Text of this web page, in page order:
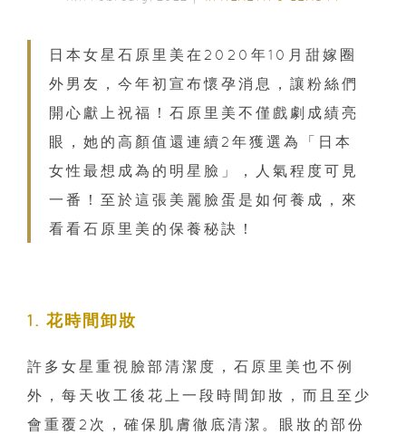
日本女星石原里美在2020年10月甜嫁圈
外男友，今年初宣布懷孕消息，讓粉絲們
開心獻上祝福！石原里美不僅戲劇成績亮
眼，她的高顏值還連續2年獲選為「日本
女性最想成為的明星臉」，人氣程度可見
一番！至於這張美麗臉蛋是如何養成，來
看看石原里美的保養秘訣！
1. 花時間卸妝
許多女星重視臉部清潔度，石原里美也不例
外，每天收工後花上一段時間卸妝，而且至少
會重覆2次，確保肌膚徹底清潔。眼妝的部份